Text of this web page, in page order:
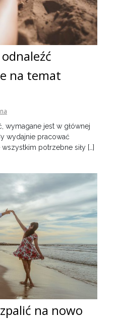
na temat
wymagane jest w głównej
wydajnie pracować
potrzebne siły […]
na nowo